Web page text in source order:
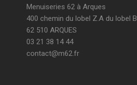
Menuiseries 62 à Arques
400 chemin du lobel Z.A du lobel B
62 510 ARQUES
03 21 38 14 44
contact@m62.fr